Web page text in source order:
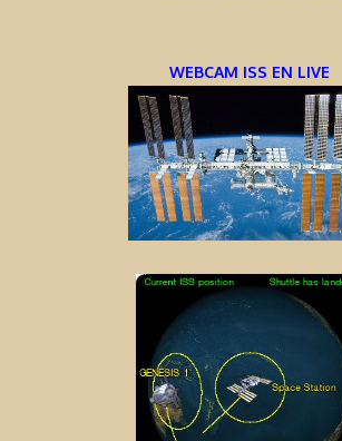
WEBCAM ISS EN LIVE